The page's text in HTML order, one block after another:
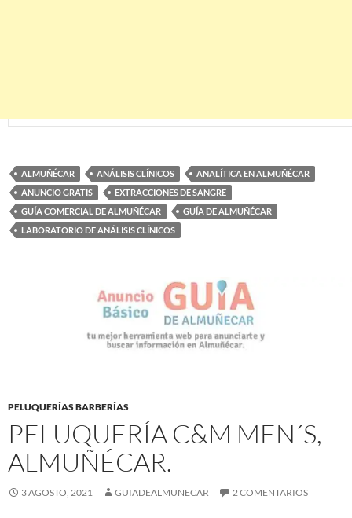
ALMUÑÉCAR ANÁLISIS CLÍNICOS
ANALÍTICA EN ALMUÑÉCAR
ANUNCIO GRATIS
EXTRACCIONES DE SANGRE
GUÍA COMERCIAL DE ALMUÑÉCAR
GUÍA DE ALMUÑÉCAR
LABORATORIO DE ANÁLISIS CLÍNICOS
PELUQUERÍAS BARBERÍAS
PELUQUERÍA C&M MEN´S,
ALMUÑÉCAR.
3 AGOSTO, 2021 GUIADEALMUNECAR 2 COMENTARIOS